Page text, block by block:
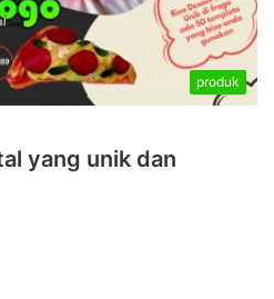
produk
yang unik dan